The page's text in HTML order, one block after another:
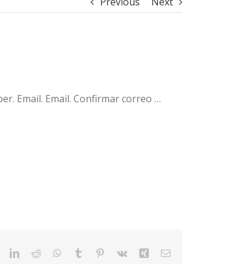
Email. Email. Confirmar correo …
TwitterLinkedIn
Reddit WhatsApp
Tumblr Pinterest
Vk Xing Email